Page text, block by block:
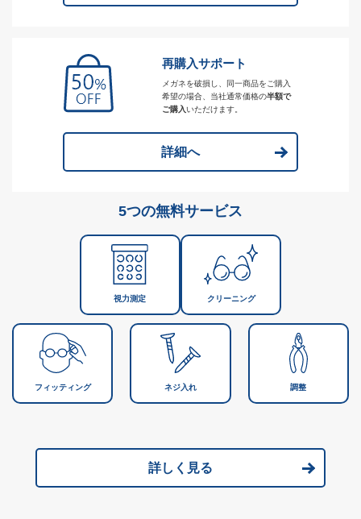
再購入サポート
メガネを破損し、同一商品をご購入
希望の場合、当社通常価格の半額で
ご購入いただけます。
詳細へ
5つの無料サービス
視力測定 クリーニング
フィッティング ネジ入れ 調整
詳しく見る